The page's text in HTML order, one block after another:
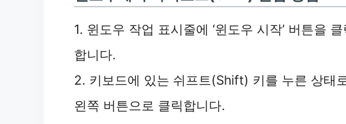
1. 윈도우 작업 표시줄에 ‘윈도우 시작’ 버튼을
합니다.
2. 키보드에 있는 쉬프트(Shift) 키를 누른 상태
왼쪽 버튼으로 클릭합니다.